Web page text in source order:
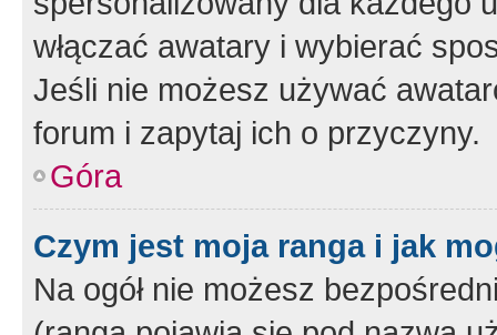
włączać awatary i wybierać
Jeśli nie możesz używać
forum i zapytaj ich o przyczyny.
Góra
Czym jest moja ranga i jak
Na ogół nie możesz